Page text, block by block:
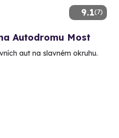
9.1(7)
Autodromu Most
aut na slavném okruhu.